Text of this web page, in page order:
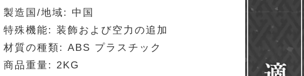
製造国/地域: 中国
特殊機能: 装飾および空力の追加
材質の種類: ABS プラスチック
商品重量: 2KG